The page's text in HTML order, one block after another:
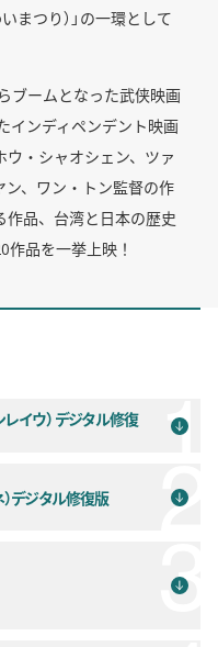
まつり）」の一環として
ブームとなった武侠映画
インディペンデント映画
・シャオシェン、ツァ
、ワン・トン監督の作
品、台湾と日本の歴史
品を一挙上映！
イウ） デジタル修復
デジタル修復版